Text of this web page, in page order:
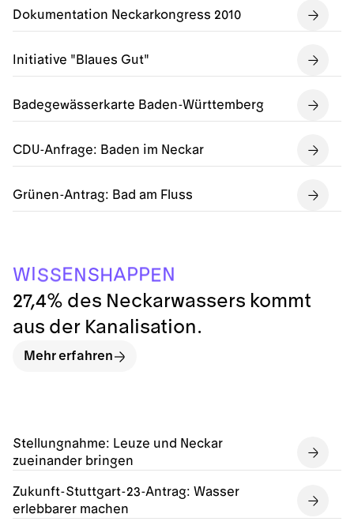
Dokumentation Neckarkongress 2010
Initiative "Blaues Gut"
Badegewässerkarte Baden-Württemberg
CDU-Anfrage: Baden im Neckar
Grünen-Antrag: Bad am Fluss
Stellungnahme: Leuze und Neckar
zueinander bringen
Zukunft-Stuttgart-23-Antrag: Wasser
erlebbarer machen
WISSENSHAPPEN
27,4% des Neckarwassers kommt
aus der Kanalisation.
Mehr erfahren